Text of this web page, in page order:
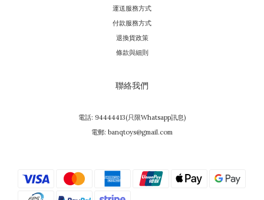
運送服務方式
付款服務方式
退換貨政策
條款與細則
聯絡我們
電話: 94444413(只限Whatsapp訊息)
電郵: banqtoys@gmail.com